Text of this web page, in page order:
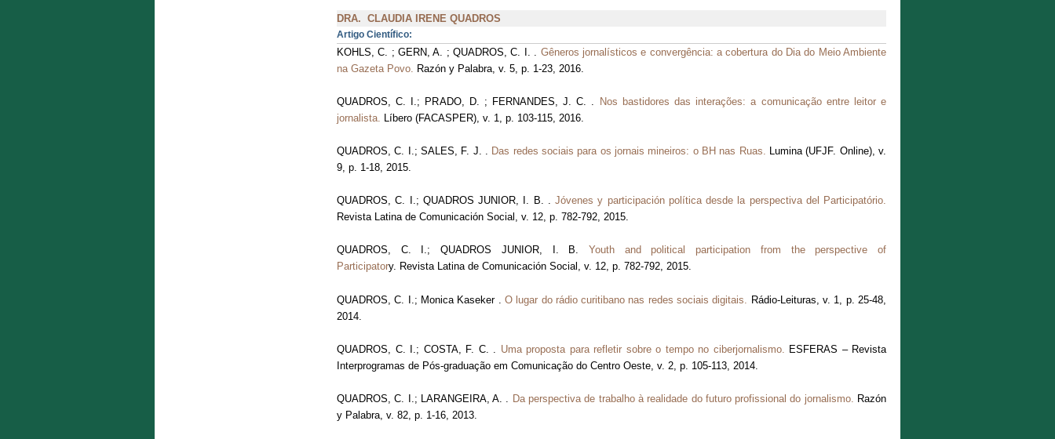
DRA. CLAUDIA IRENE QUADROS
Artigo Científico:
KOHLS, C. ; GERN, A. ; QUADROS, C. I. . Gêneros jornalísticos e convergência: a cobertura do Dia do Meio Ambiente
na Gazeta Povo.
Razón y Palabra, v. 5, p. 1-23, 2016.
QUADROS, C. I.; PRADO, D. ; FERNANDES, J. C. .
Nos bastidores das interações: a comunicação entre leitor e
jornalista. Líbero (FACASPER), v. 1, p. 103-115, 2016.
QUADROS, C. I.; SALES, F. J. . Das redes sociais para os jornais mineiros: o BH nas Ruas. Lumina (UFJF. Online), v.
9, p. 1-18, 2015.
QUADROS, C. I.; QUADROS JUNIOR, I. B. . Jóvenes y participación política desde la perspectiva del Participatório.
Revista Latina de Comunicación Social, v. 12, p. 782-792, 2015.
QUADROS, C. I.; QUADROS JUNIOR, I. B. Youth and political participation from the perspective of
Participatory. Revista Latina de Comunicación Social, v. 12, p. 782-792, 2015.
QUADROS, C. I.; Monica Kaseker . O lugar do rádio curitibano nas redes sociais digitais. Rádio-Leituras, v. 1, p. 25-48,
2014.
QUADROS, C. I.; COSTA, F. C. . Uma proposta para refletir sobre o tempo no ciberjornalismo. ESFERAS – Revista
Interprogramas de Pós-graduação em Comunicação do Centro Oeste, v. 2, p. 105-113, 2014.
QUADROS, C. I.; LARANGEIRA, A. . Da perspectiva de trabalho à realidade do futuro profissional do jornalismo. Razón
y Palabra, v. 82, p. 1-16, 2013.